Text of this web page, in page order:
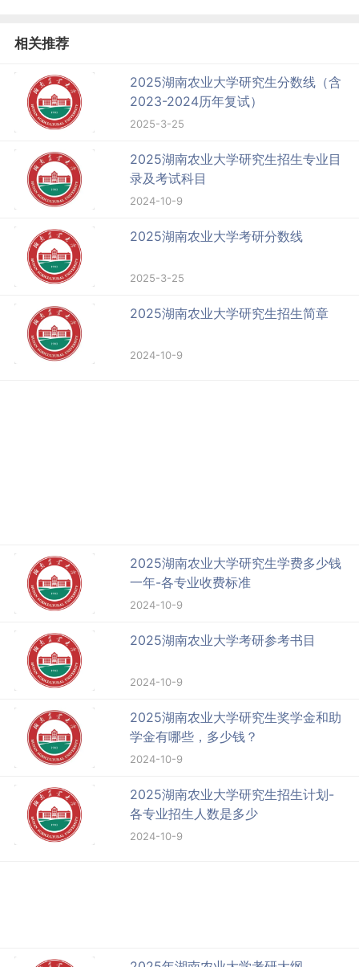
相关推荐
2025湖南农业大学研究生分数线（含
2023-2024历年复试）
2025-3-25
2025湖南农业大学研究生招生专业目
录及考试科目
2024-10-9
2025湖南农业大学考研分数线
2025-3-25
2025湖南农业大学研究生招生简章
2024-10-9
2025湖南农业大学研究生学费多少钱
一年-各专业收费标准
2024-10-9
2025湖南农业大学考研参考书目
2024-10-9
2025湖南农业大学研究生奖学金和助
学金有哪些，多少钱？
2024-10-9
2025湖南农业大学研究生招生计划-
各专业招生人数是多少
2024-10-9